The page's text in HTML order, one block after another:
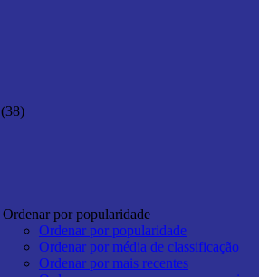
(38)
Ordenar por popularidade
Ordenar por popularidade
Ordenar por média de classificação
Ordenar por mais recentes